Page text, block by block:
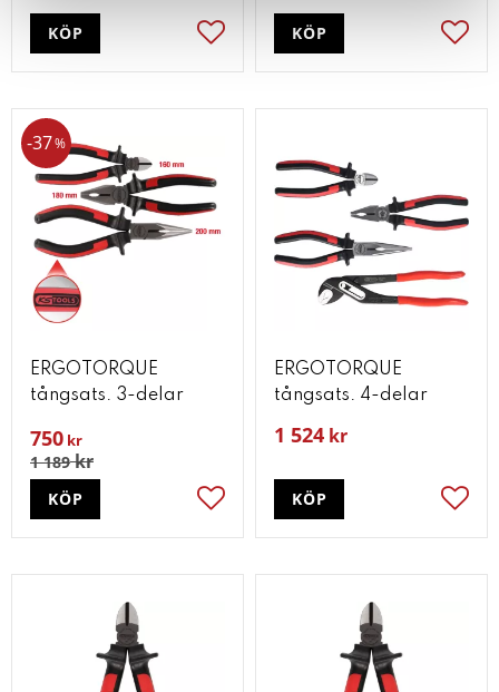
Lägg till i favoriter
KÖP KÖP
ERGOTORQUE
tångsats. 3-delar
750 kr
1 189kr
37%
Lägg till i favoriter
KÖP
ERGOTORQUE
tångsats. 4-delar
1 524 kr
KÖP